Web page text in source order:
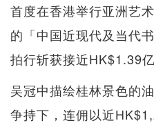
首度在香港举行亚洲艺
的「中国近现代及当代
拍行斩获接近HK$1.39亿
吴冠中描绘桂林景色的
争持下，连佣以近